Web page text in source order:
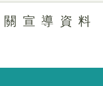
宣導資料